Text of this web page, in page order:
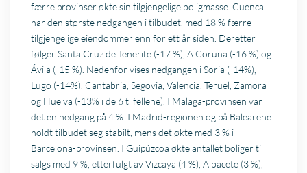
færre provinser økte sin tilgjengelige boligmasse. Cuenca
har den største nedgangen i tilbudet, med 18 % færre
tilgjengelige eiendommer enn for ett år siden. Deretter
følger Santa Cruz de Tenerife (-17 %), A Coruña (-16 %) og
Ávila (-15 %). Nedenfor vises nedgangen i Soria (-14%),
Lugo (-14%), Cantabria, Segovia, Valencia, Teruel, Zamora
og Huelva (-13% i de 6 tilfellene). I Malaga-provinsen var
det en nedgang på 4 %. I Madrid-regionen og på Balearene
holdt tilbudet seg stabilt, mens det økte med 3 % i
Barcelona-provinsen. I Guipúzcoa økte antallet boliger til
salgs med 9 %, etterfulgt av Vizcaya (4 %), Albacete (3 %),